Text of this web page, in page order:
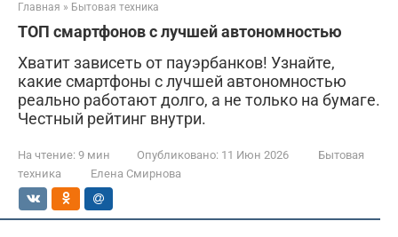
Главная » Бытовая техника
ТОП смартфонов с лучшей автономностью
Хватит зависеть от пауэрбанков! Узнайте,
какие смартфоны с лучшей автономностью
реально работают долго, а не только на бумаге.
Честный рейтинг внутри.
На чтение: 9 мин Опубликовано: 11 Июн 2026
Бытовая
техника
Елена Смирнова